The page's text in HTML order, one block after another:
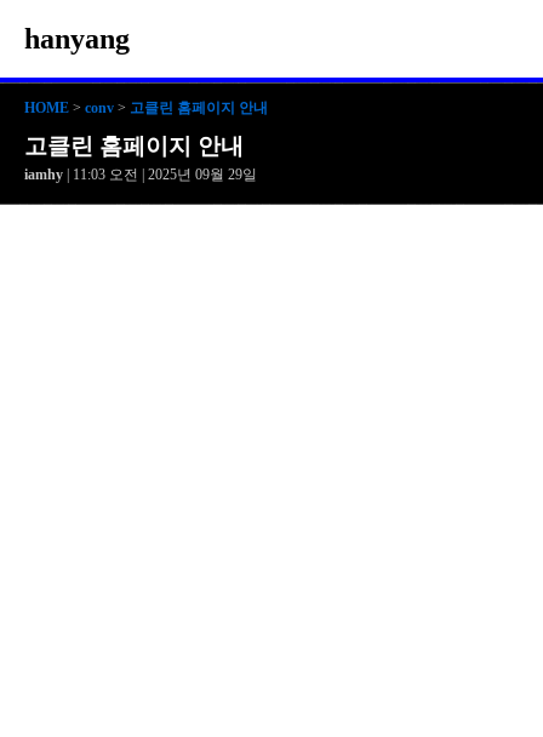
hanyang
HOME > conv > 고클린 홈페이지 안내
고클린 홈페이지 안내
iamhy | 11:03 오전 | 2025년 09월 29일